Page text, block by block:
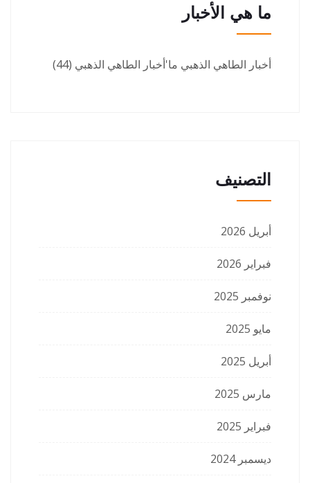
ما هي الأخبار
أخبار الطاهي الذهبي ما'أخبار الطاهي الذهبي (44)
التصنيف
أبريل 2026
فبراير 2026
نوفمبر 2025
مايو 2025
أبريل 2025
مارس 2025
فبراير 2025
ديسمبر 2024